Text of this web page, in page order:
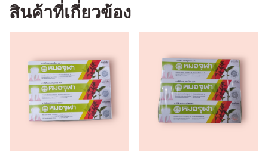
สินค้าที่เกี่ยวข้อง